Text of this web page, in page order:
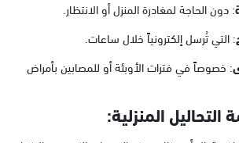
: دون الحاجة لمغادرة المنزل أو الانتظار.
: التي تُرسل إلكترونياً خلال ساعات.
: خصوصاً في فترات الأوبئة أو للمصابين بأمراض
التحاليل المنزلية: